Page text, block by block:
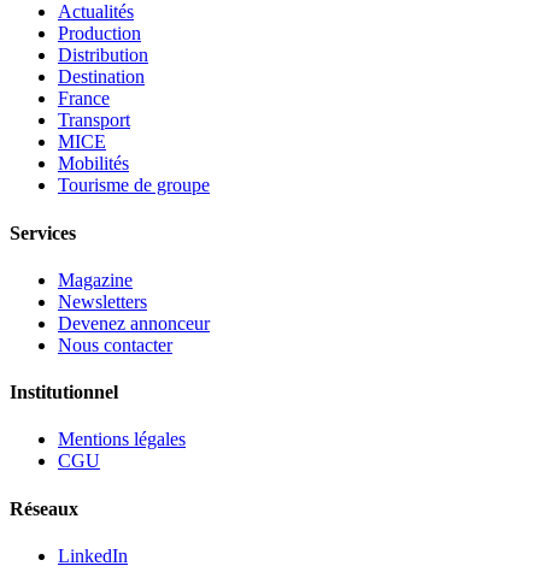
Actualités
Production
Distribution
Destination
France
Transport
MICE
Mobilités
Tourisme de groupe
Services
Magazine
Newsletters
Devenez annonceur
Nous contacter
Institutionnel
Mentions légales
CGU
Réseaux
LinkedIn